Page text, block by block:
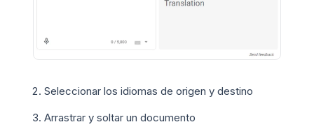
Seleccionar los idiomas de origen y destino
Arrastrar y soltar un documento